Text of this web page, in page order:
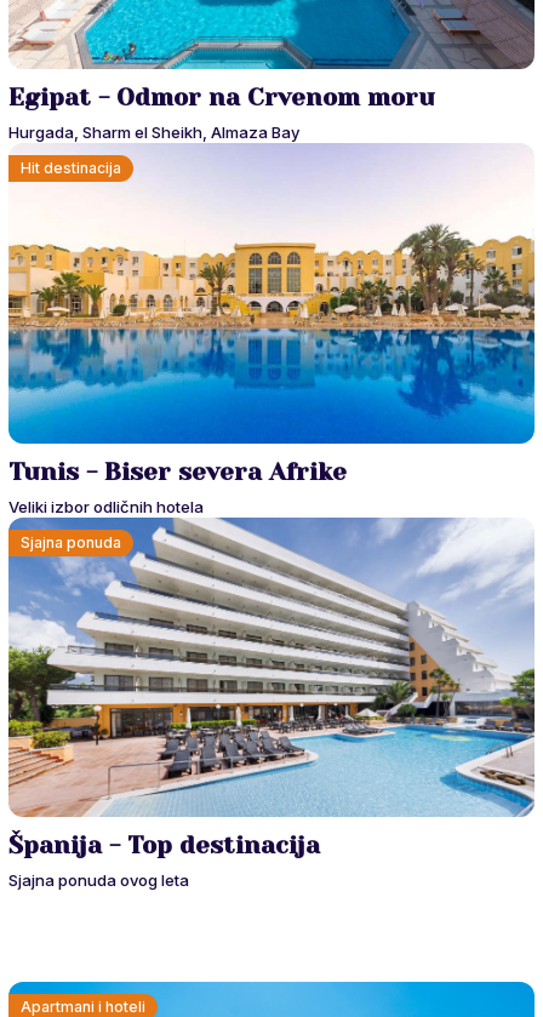
Egipat - Odmor na Crvenom moru
Hurgada, Sharm el Sheikh, Almaza Bay
Hit destinacija
Tunis - Biser severa Afrike
Veliki izbor odličnih hotela
Sjajna ponuda
Španija - Top destinacija
Sjajna ponuda ovog leta
Apartmani i hoteli